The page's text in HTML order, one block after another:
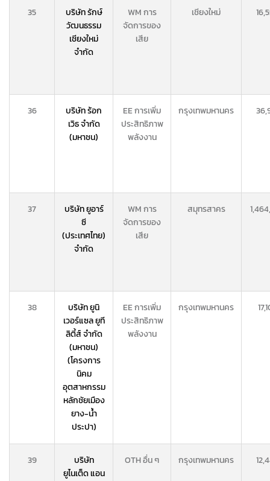
35
บริษัท รักษ์
วัฒนธรรม
เชียงใหม่
จำกัด
WM การ
จัดการของ
เสีย
เชียงใหม่
36
บริษัท ร้อก
เวิธ จำกัด
(มหาชน)
EE การเพิ่ม
ประสิทธิภาพ
พลังงาน
กรุงเทพมหานคร
37
บริษัท ยูอาร์
ซี
(ประเทศไทย)
จำกัด
WM การ
จัดการของ
เสีย
สมุทรสาคร
38
บริษัท ยูนิ
เวอร์แซล ยูที
ลิตี้ส์ จำกัด
(มหาชน)
(โครงการ
นิคม
อุตสาหกรรม
หลักชัยเมือง
ยาง-น้ำ
ประปา)
EE การเพิ่ม
ประสิทธิภาพ
พลังงาน
กรุงเทพมหานคร
39
บริษัท
ยูไนเต็ด แอน
OTH อื่น ๆ กรุงเทพมหานคร